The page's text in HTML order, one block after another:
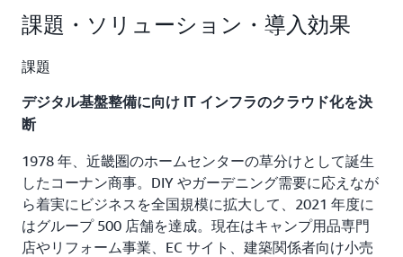
課題・ソリューション・導入効果
課題
デジタル基盤整備に向け IT インフラのクラウド化を決
断
1978 年、近畿圏のホームセンターの草分けとして誕生
したコーナン商事。DIY やガーデニング需要に応えなが
ら着実にビジネスを全国規模に拡大して、2021 年度に
はグループ 500 店舗を達成。現在はキャンプ用品専門
店やリフォーム事業、EC サイト、建築関係者向け小売